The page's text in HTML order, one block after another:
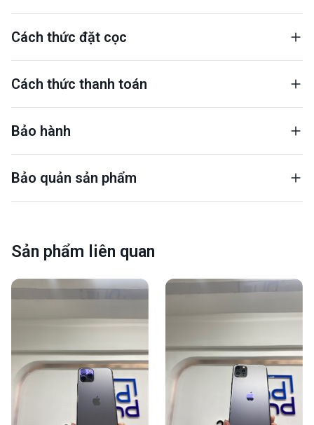
Cách thức đặt cọc
Cách thức thanh toán
Bảo hành
Bảo quản sản phẩm
Sản phẩm liên quan